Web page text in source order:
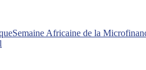
Semaine Africaine de la